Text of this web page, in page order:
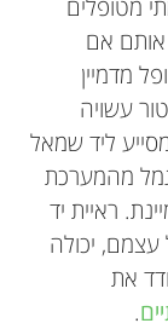
מטופלים
אותם אם
מדמיין
עשויה
ליד שמאל
מהמערכת
ראיית יד
עצמם, יכולה
את
.